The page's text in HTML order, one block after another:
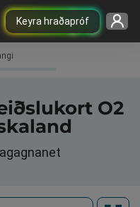
Keyra hraðapróf
O2